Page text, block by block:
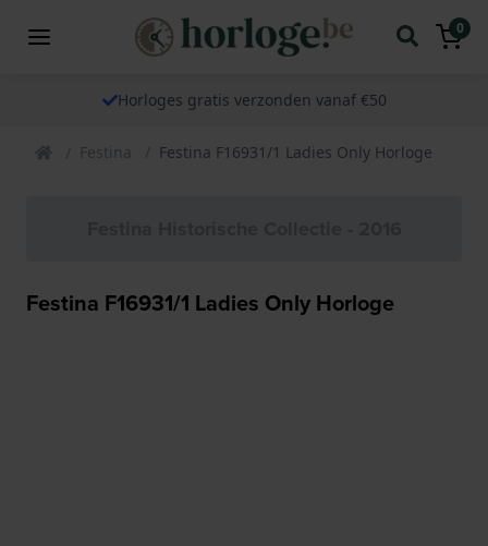
0
Horloges gratis verzonden vanaf €50
Festina Festina F16931/1 Ladies Only Horloge
Festina F16931/1 Ladies Only Horloge